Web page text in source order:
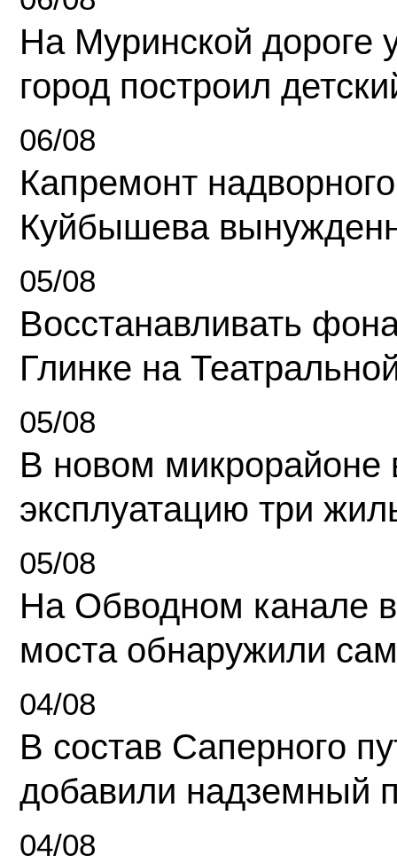
На Муринской дороге
город построил
06/08
Капремонт
Куйбышева
05/08
Восстанавливать
Глинке на
05/08
В новом микрорайоне
эксплуатацию три
05/08
На Обводном канале
моста обнаружили
04/08
В состав Саперного
добавили надземный
04/08